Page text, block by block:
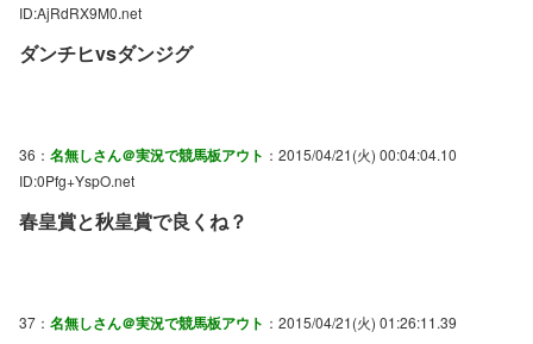
ID:AjRdRX9M0.net
ダンチヒvsダンジグ
36： 名無しさん＠実況で競馬板アウト ：2015/04/21(火) 00:04:04.10
ID:0Pfg+YspO.net
春皇賞と秋皇賞で良くね？
37： 名無しさん＠実況で競馬板アウト ：2015/04/21(火) 01:26:11.39